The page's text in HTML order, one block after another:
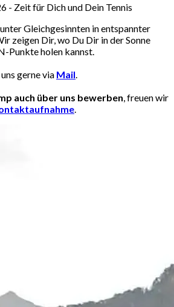
- Zeit für Dich und Dein Tennis
Gleichgesinnten in entspannter
zeigen Dir, wo Du Dir in der Sonne
Punkte holen kannst.
gerne via Mail.
auch über uns bewerben, freuen wir
.